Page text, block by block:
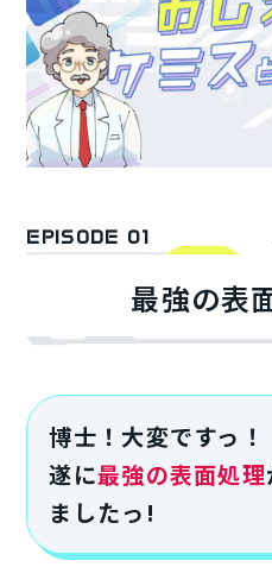
EPISODE 01
最強の表
博士！大変ですっ！
遂に最強の表面処理
ましたっ!